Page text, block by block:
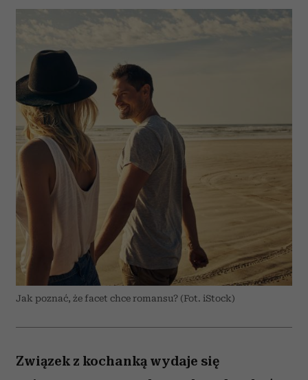
Jak poznać, że facet chce romansu? (Fot. iStock)
Związek z kochanką wydaje się